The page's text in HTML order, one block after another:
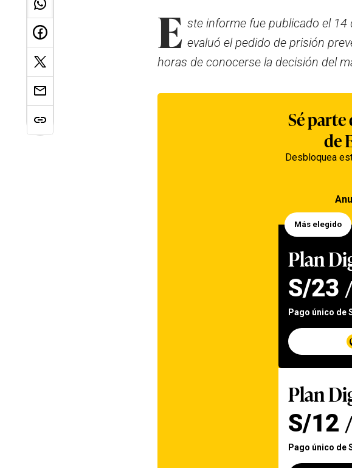
E ste informe fue publicado el 14
evaluó el pedido de prisión
horas de conocerse la decisión del